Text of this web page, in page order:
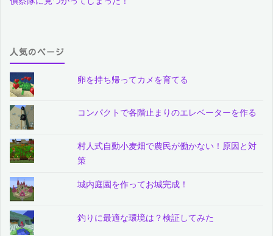
人気のページ
卵を持ち帰ってカメを育てる
コンパクトで各階止まりのエレベーターを作る
村人式自動小麦畑で農民が働かない！原因と対
策
城内庭園を作ってお城完成！
釣りに最適な環境は？検証してみた